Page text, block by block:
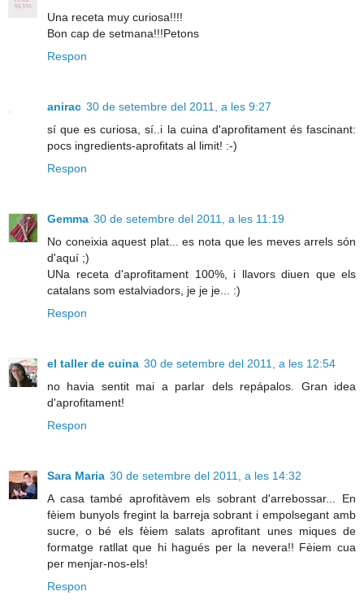
Una receta muy curiosa!!!!
Bon cap de setmana!!!Petons
Respon
anirac 30 de setembre del 2011, a les 9:27
sí que es curiosa, sí..i la cuina d'aprofitament és fascinant:
pocs ingredients-aprofitats al limit! :-)
Respon
Gemma 30 de setembre del 2011, a les 11:19
No coneixia aquest plat... es nota que les meves arrels són
d'aquí ;)
UNa receta d'aprofitament 100%, i llavors diuen que els
catalans som estalviadors, je je je... :)
Respon
el taller de cuina 30 de setembre del 2011, a les 12:54
no havia sentit mai a parlar dels repápalos. Gran idea
d'aprofitament!
Respon
Sara Maria 30 de setembre del 2011, a les 14:32
A casa també aprofitàvem els sobrant d'arrebossar... En
fèiem bunyols fregint la barreja sobrant i empolsegant amb
sucre, o bé els fèiem salats aprofitant unes miques de
formatge ratllat que hi hagués per la nevera!! Fèiem cua
per menjar-nos-els!
Respon